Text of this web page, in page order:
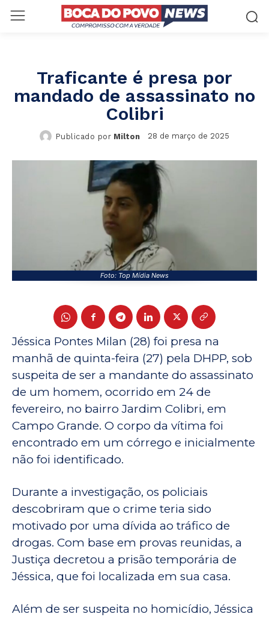
Traficante é presa por
mandado de assassinato no
Colibri
Publicado por Milton 28 de março de 2025
Foto: Top Mídia News
Jéssica Pontes Milan (28) foi presa na
manhã de quinta-feira (27) pela DHPP, sob
suspeita de ser a mandante do assassinato
de um homem, ocorrido em 24 de
fevereiro, no bairro Jardim Colibri, em
Campo Grande. O corpo da vítima foi
encontrado em um córrego e inicialmente
não foi identificado.
Durante a investigação, os policiais
descobriram que o crime teria sido
motivado por uma dívida ao tráfico de
drogas. Com base em provas reunidas, a
Justiça decretou a prisão temporária de
Jéssica, que foi localizada em sua casa.
Além de ser suspeita no homicídio, Jéssica